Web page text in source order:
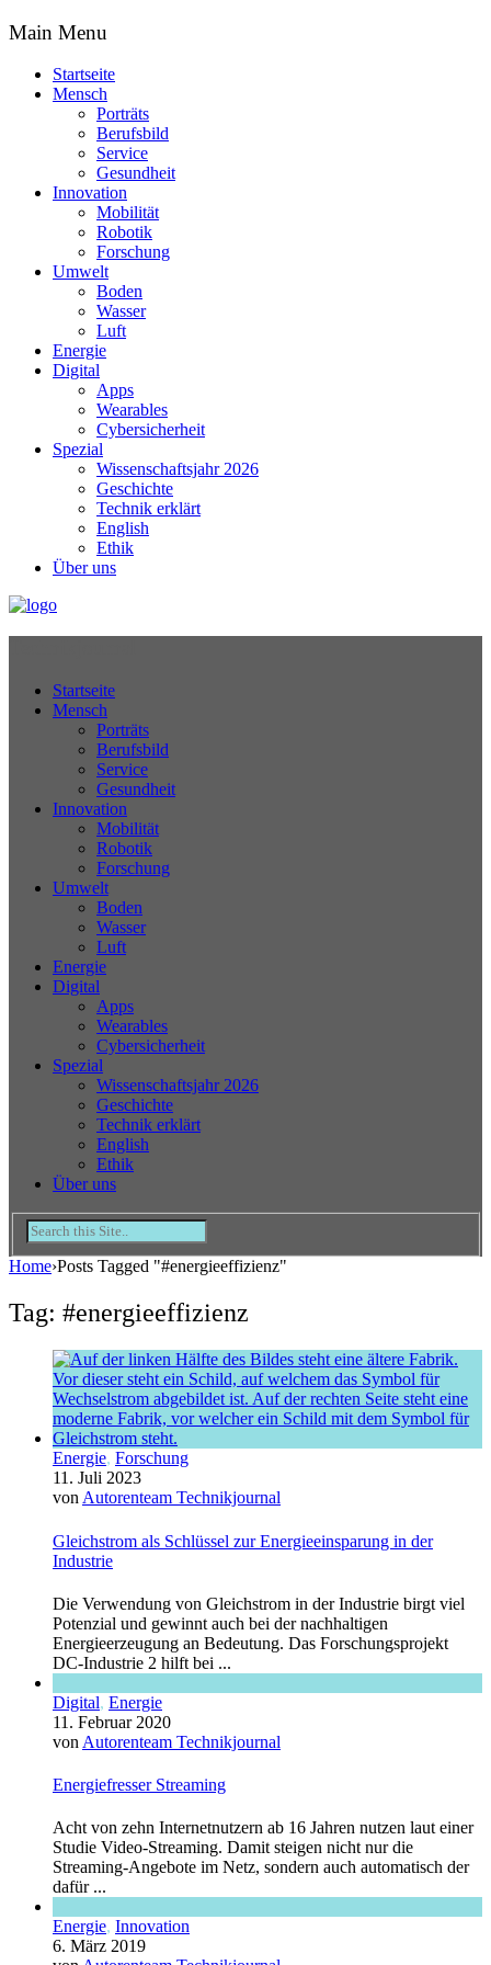
Main Menu
Startseite
Mensch
Porträts
Berufsbild
Service
Gesundheit
Innovation
Mobilität
Robotik
Forschung
Umwelt
Boden
Wasser
Luft
Energie
Digital
Apps
Wearables
Cybersicherheit
Spezial
Wissenschaftsjahr 2026
Geschichte
Technik erklärt
English
Ethik
Über uns
Startseite
Mensch
Porträts
Berufsbild
Service
Gesundheit
Innovation
Mobilität
Robotik
Forschung
Umwelt
Boden
Wasser
Luft
Energie
Digital
Apps
Wearables
Cybersicherheit
Spezial
Wissenschaftsjahr 2026
Geschichte
Technik erklärt
English
Ethik
Über uns
Home›Posts Tagged "#energieeffizienz"
Tag: #energieeffizienz
Energie, Forschung
11. Juli 2023
von Autorenteam Technikjournal
Gleichstrom als Schlüssel zur Energieeinsparung in der
Industrie
Die Verwendung von Gleichstrom in der Industrie birgt viel
Potenzial und gewinnt auch bei der nachhaltigen
Energieerzeugung an Bedeutung. Das Forschungsprojekt
DC-Industrie 2 hilft bei ...
Digital, Energie
11. Februar 2020
von Autorenteam Technikjournal
Energiefresser Streaming
Acht von zehn Internetnutzern ab 16 Jahren nutzen laut einer
Studie Video-Streaming. Damit steigen nicht nur die
Streaming-Angebote im Netz, sondern auch automatisch der
dafür ...
Energie, Innovation
6. März 2019